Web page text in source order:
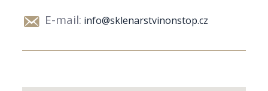
E-mail: info@sklenarstvinonstop.cz